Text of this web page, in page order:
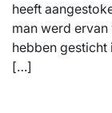
heeft
man werd
hebben gesticht
[…]